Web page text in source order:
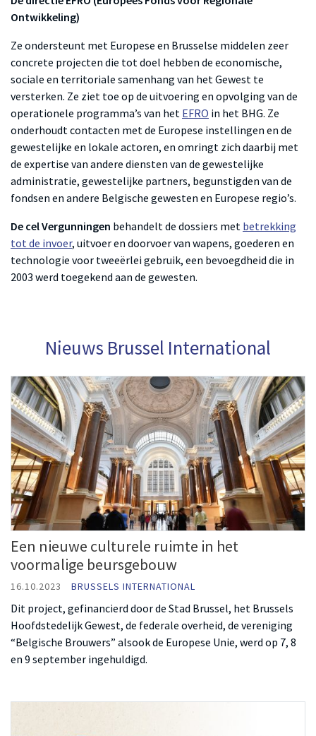
Ontwikkeling)
Ze ondersteunt met Europese en Brusselse middelen zeer
concrete projecten die tot doel hebben de economische,
sociale en territoriale samenhang van het Gewest te
versterken. Ze ziet toe op de uitvoering en opvolging van de
operationele programma’s van het EFRO in het BHG. Ze
onderhoudt contacten met de Europese instellingen en de
gewestelijke en lokale actoren, en omringt zich daarbij met
de expertise van andere diensten van de gewestelijke
administratie, gewestelijke partners, begunstigden van de
fondsen en andere Belgische gewesten en Europese regio’s.
De cel Vergunningen behandelt de dossiers met betrekking
tot de invoer, uitvoer en doorvoer van wapens, goederen en
technologie voor tweeërlei gebruik, een bevoegdheid die in
2003 werd toegekend aan de gewesten.
Nieuws Brussel International
Een nieuwe culturele ruimte in het
voormalige beursgebouw
16.10.2023 BRUSSELS INTERNATIONAL
Dit project, gefinancierd door de Stad Brussel, het Brussels
Hoofdstedelijk Gewest, de federale overheid, de vereniging
“Belgische Brouwers” alsook de Europese Unie, werd op 7, 8
en 9 september ingehuldigd.